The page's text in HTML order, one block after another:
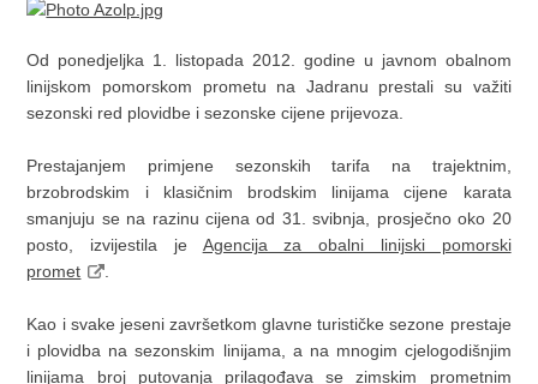
Od ponedjeljka 1. listopada 2012. godine u javnom obalnom
linijskom pomorskom prometu na Jadranu prestali su važiti
sezonski red plovidbe i sezonske cijene prijevoza.
Prestajanjem primjene sezonskih tarifa na trajektnim,
brzobrodskim i klasičnim brodskim linijama cijene karata
smanjuju se na razinu cijena od 31. svibnja, prosječno oko 20
posto, izvijestila je Agencija za obalni linijski pomorski
promet
.
Kao i svake jeseni završetkom glavne turističke sezone prestaje
i plovidba na sezonskim linijama, a na mnogim cjelogodišnjim
linijama broj putovanja prilagođava se zimskim prometnim